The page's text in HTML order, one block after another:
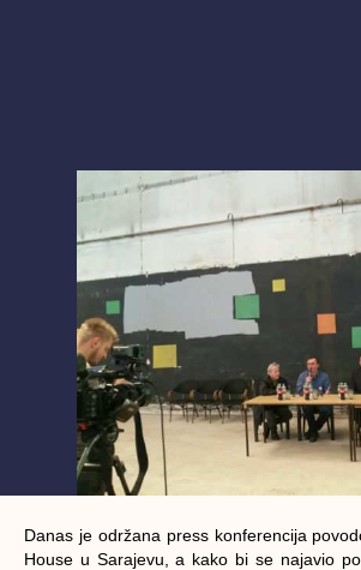
Danas je održana press konferencija
House u Sarajevu, a kako bi se najavio